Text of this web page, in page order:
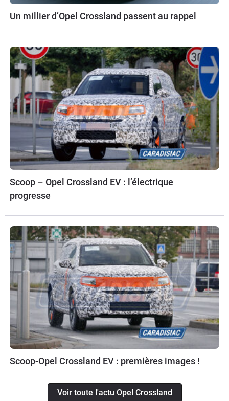
Un millier d’Opel Crossland passent au rappel
Scoop – Opel Crossland EV : l’électrique
progresse
Scoop-Opel Crossland EV : premières images !
Voir toute l'actu Opel Crossland